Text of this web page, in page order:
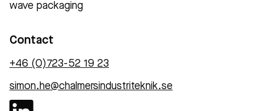
wave packaging
Contact
+46 (0)723-52 19 23
simon.he@chalmersindustriteknik.se